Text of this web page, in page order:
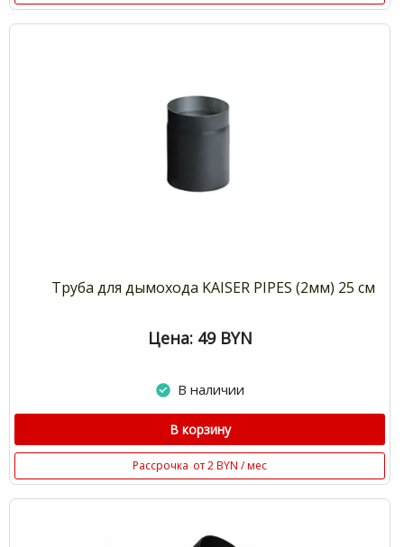
Труба для дымохода KAISER PIPES (2мм) 25 см
Цена: 49 BYN
В наличии
В корзину
Рассрочка от 2 BYN / мес